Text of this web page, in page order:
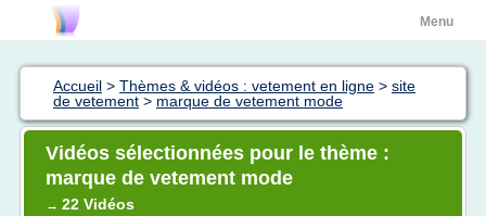
Menu
Accueil > Thèmes & vidéos : vetement en ligne > site
de vetement > marque de vetement mode
Vidéos sélectionnées pour le thème :
marque de vetement mode
→ 22 Vidéos